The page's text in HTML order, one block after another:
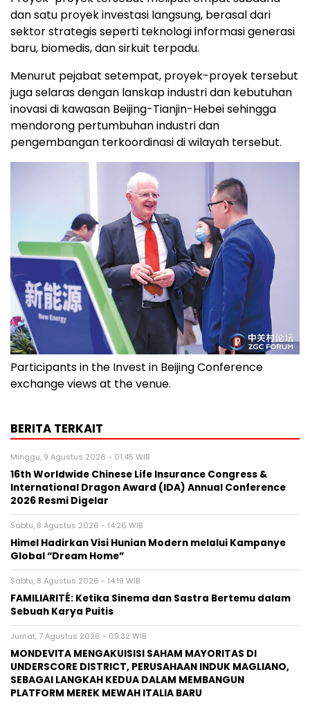
dan satu proyek investasi langsung, berasal dari
sektor strategis seperti teknologi informasi generasi
baru, biomedis, dan sirkuit terpadu.
Menurut pejabat setempat, proyek-proyek tersebut
juga selaras dengan lanskap industri dan kebutuhan
inovasi di kawasan Beijing-Tianjin-Hebei sehingga
mendorong pertumbuhan industri dan
pengembangan terkoordinasi di wilayah tersebut.
Participants in the Invest in Beijing Conference
exchange views at the venue.
BERITA TERKAIT
Minggu, 9 Agustus 2026 - 01:45 WIB
16th Worldwide Chinese Life Insurance Congress &
International Dragon Award (IDA) Annual Conference
2026 Resmi Digelar
Sabtu, 8 Agustus 2026 - 14:26 WIB
Himel Hadirkan Visi Hunian Modern melalui Kampanye
Global “Dream Home”
Sabtu, 8 Agustus 2026 - 14:19 WIB
FAMILIARITÉ: Ketika Sinema dan Sastra Bertemu dalam
Sebuah Karya Puitis
Jumat, 7 Agustus 2026 - 09:32 WIB
MONDEVITA MENGAKUISISI SAHAM MAYORITAS DI
UNDERSCORE DISTRICT, PERUSAHAAN INDUK MAGLIANO,
SEBAGAI LANGKAH KEDUA DALAM MEMBANGUN
PLATFORM MEREK MEWAH ITALIA BARU